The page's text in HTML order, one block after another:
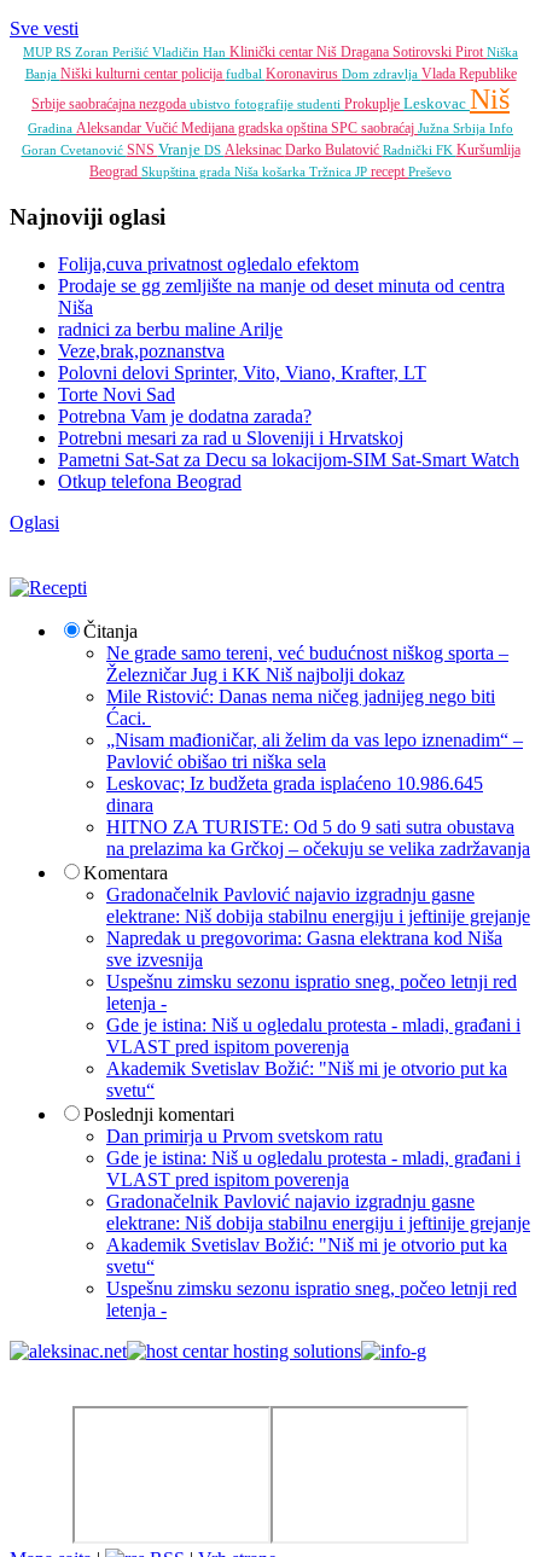
Sve vesti
MUP RS Zoran Perišić Vladičin Han Klinički centar Niš Dragana Sotirovski PirotNiška
Banja Niški kulturni centar policija fudbal Koronavirus Dom zdravlja Vlada Republike
Srbije saobraćajna nezgoda ubistvo fotografije studenti Prokuplje Leskovac Niš
Gradina Aleksandar Vučić Medijana gradska opština SPC saobraćaj Južna Srbija Info
Goran Cvetanović SNS Vranje DS Aleksinac Darko Bulatović Radnički FK Kuršumlija
Beograd Skupština grada Niša košarka Tržnica JP receptPreševo
Najnoviji oglasi
Folija,cuva privatnost ogledalo efektom
Prodaje se gg zemljište na manje od deset minuta od centra
Niša
radnici za berbu maline Arilje
Veze,brak,poznanstva
Polovni delovi Sprinter, Vito, Viano, Krafter, LT
Torte Novi Sad
Potrebna Vam je dodatna zarada?
Potrebni mesari za rad u Sloveniji i Hrvatskoj
Pametni Sat-Sat za Decu sa lokacijom-SIM Sat-Smart Watch
Otkup telefona Beograd
Oglasi
Čitanja
Ne grade samo tereni, već budućnost niškog sporta –
Železničar Jug i KK Niš najbolji dokaz
Mile Ristović: Danas nema ničeg jadnijeg nego biti
Ćaci.
„Nisam mađioničar, ali želim da vas lepo iznenadim“ –
Pavlović obišao tri niška sela
Leskovac; Iz budžeta grada isplaćeno 10.986.645
dinara
HITNO ZA TURISTE: Od 5 do 9 sati sutra obustava
na prelazima ka Grčkoj – očekuju se velika zadržavanja
Komentara
Gradonačelnik Pavlović najavio izgradnju gasne
elektrane: Niš dobija stabilnu energiju i jeftinije grejanje
Napredak u pregovorima: Gasna elektrana kod Niša
sve izvesnija
Uspešnu zimsku sezonu ispratio sneg, počeo letnji red
letenja -
Gde je istina: Niš u ogledalu protesta - mladi, građani i
VLAST pred ispitom poverenja
Akademik Svetislav Božić: "Niš mi je otvorio put ka
svetu“
Poslednji komentari
Dan primirja u Prvom svetskom ratu
Gde je istina: Niš u ogledalu protesta - mladi, građani i
VLAST pred ispitom poverenja
Gradonačelnik Pavlović najavio izgradnju gasne
elektrane: Niš dobija stabilnu energiju i jeftinije grejanje
Akademik Svetislav Božić: "Niš mi je otvorio put ka
svetu“
Uspešnu zimsku sezonu ispratio sneg, počeo letnji red
letenja -